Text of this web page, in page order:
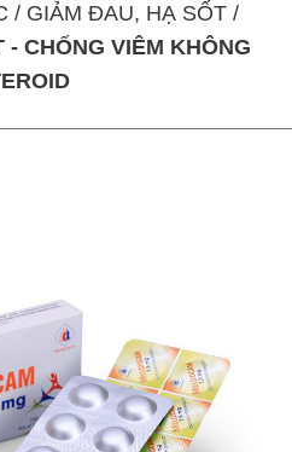
/ GIẢM ĐAU, HẠ SỐT /
CHỐNG VIÊM KHÔNG